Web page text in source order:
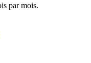
par mois.